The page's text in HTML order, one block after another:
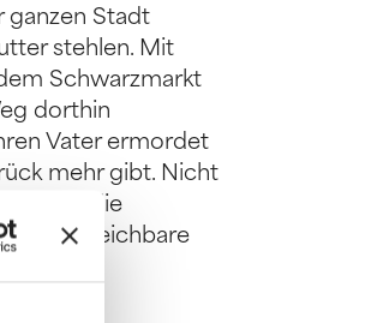
ganzen Stadt
stehlen. Mit
Schwarzmarkt
dorthin
Vater ermordet
mehr gibt. Nicht
immer die
in unerreichbare